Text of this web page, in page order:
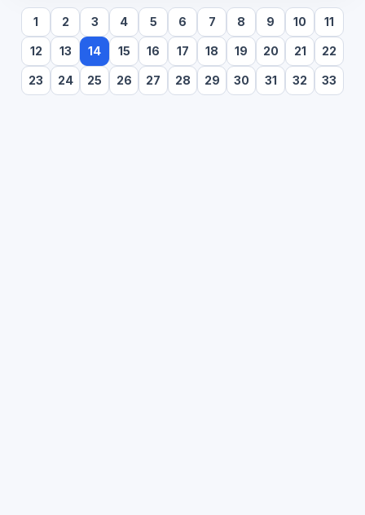
1 2 3 4 5 6 7 8 9 10 11
12 13 14 15 16 17 18 19 20 21 22
23 24 25 26 27 28 29 30 31 32 33